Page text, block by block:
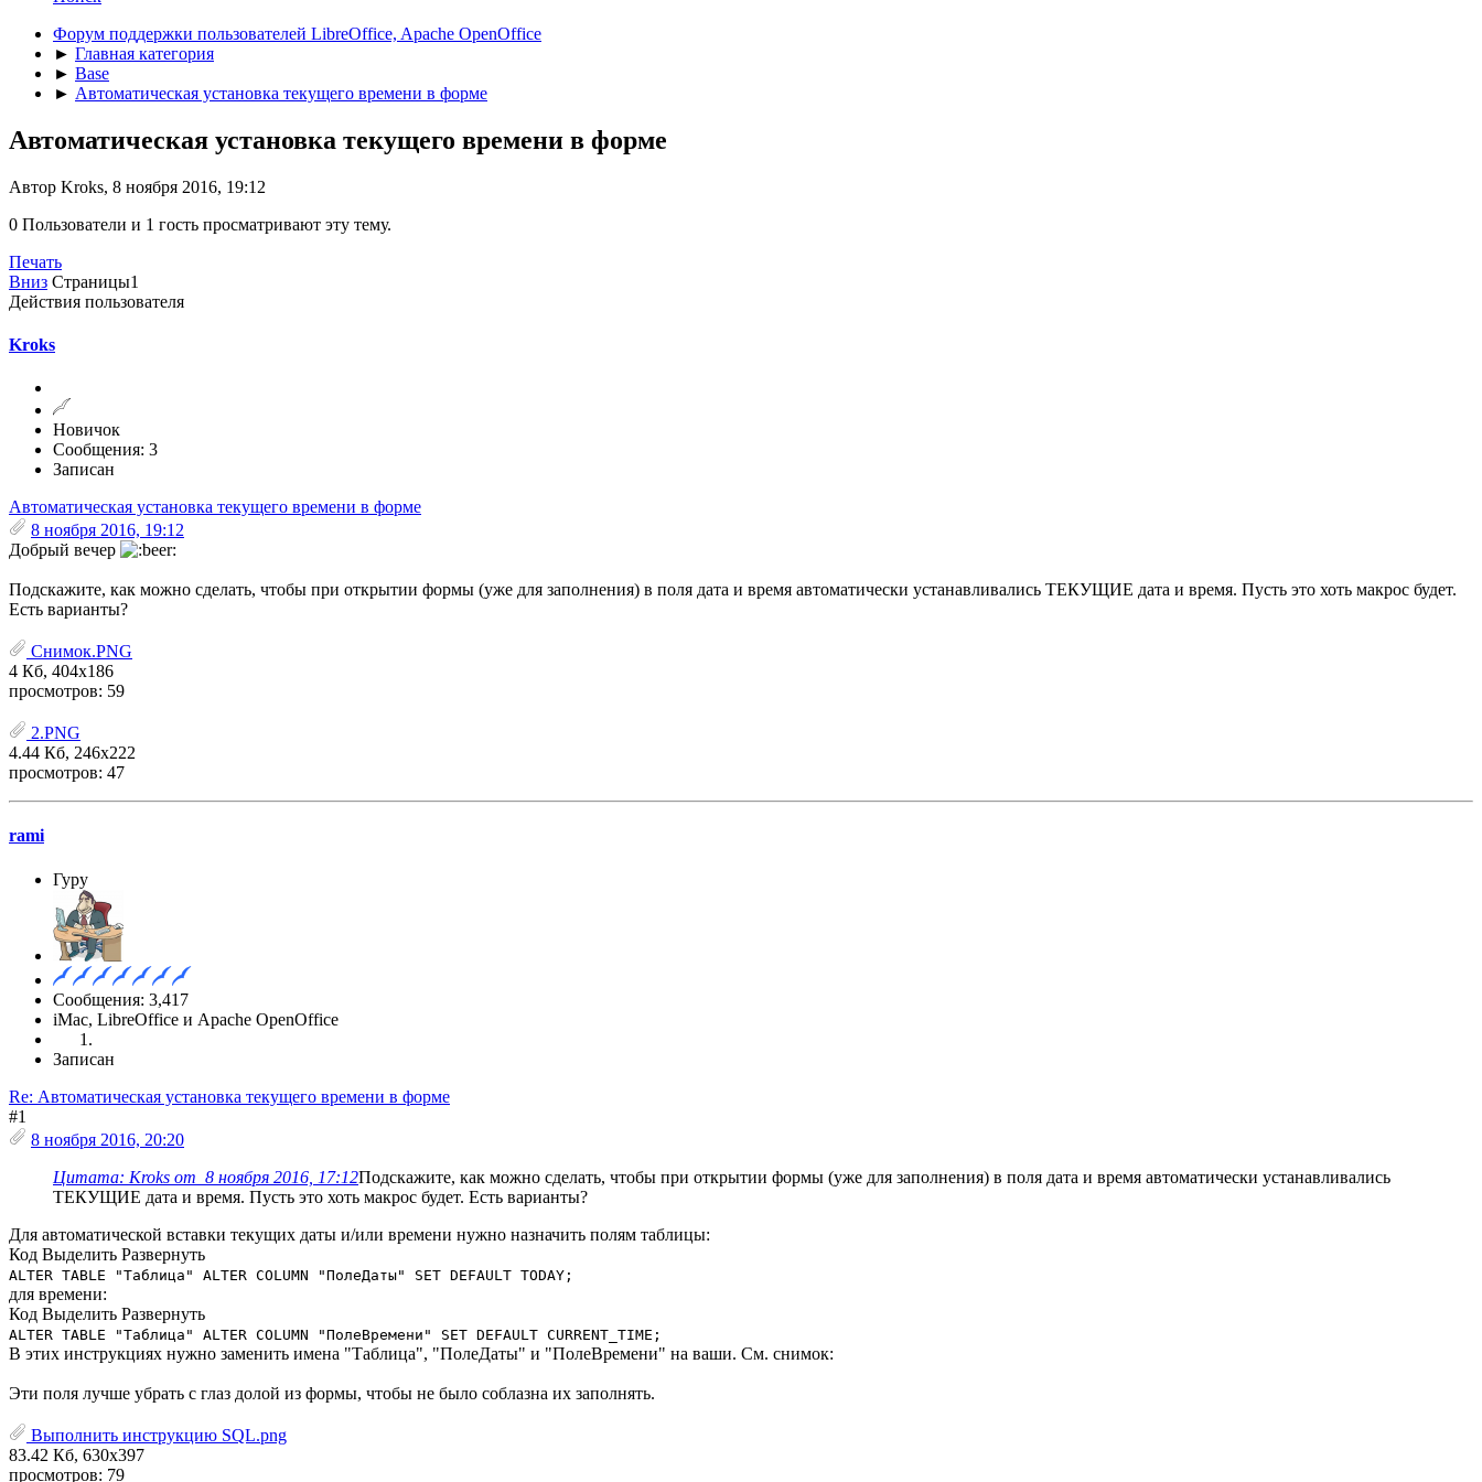
Форум поддержки пользователей LibreOffice, Apache OpenOffice
► Главная категория
► Base
► Автоматическая установка текущего времени в форме
Автоматическая установка текущего времени в форме
Автор Kroks, 8 ноября 2016, 19:12
0 Пользователи и 1 гость просматривают эту тему.
Печать
Вниз Страницы1
Действия пользователя
Kroks
Новичок
Сообщения: 3
Записан
Автоматическая установка текущего времени в форме
8 ноября 2016, 19:12
Добрый вечер
Подскажите, как можно сделать, чтобы при открытии формы (уже для заполнения) в поля дата и время автоматически устанавливались ТЕКУЩИЕ дата и время. Пусть это хоть макрос будет.
Есть варианты?
Снимок.PNG
4 Кб, 404x186
просмотров: 59
2.PNG
4.44 Кб, 246x222
просмотров: 47
rami
Гуру
Сообщения: 3,417
iMac, LibreOffice и Apache OpenOffice
Записан
Re: Автоматическая установка текущего времени в форме
#1
8 ноября 2016, 20:20
Цитата: Kroks от 8 ноября 2016, 17:12Подскажите, как можно сделать, чтобы при открытии формы (уже для заполнения) в поля дата и время автоматически устанавливались
ТЕКУЩИЕ дата и время. Пусть это хоть макрос будет. Есть варианты?
Для автоматической вставки текущих даты и/или времени нужно назначить полям таблицы:
Код Выделить Развернуть
ALTER TABLE "Таблица" ALTER COLUMN "ПолеДаты" SET DEFAULT TODAY;
для времени:
Код Выделить Развернуть
ALTER TABLE "Таблица" ALTER COLUMN "ПолеВремени" SET DEFAULT CURRENT_TIME;
В этих инструкциях нужно заменить имена "Таблица", "ПолеДаты" и "ПолеВремени" на ваши. См. снимок:
Эти поля лучше убрать с глаз долой из формы, чтобы не было соблазна их заполнять.
Выполнить инструкцию SQL.png
83.42 Кб, 630x397
просмотров: 79